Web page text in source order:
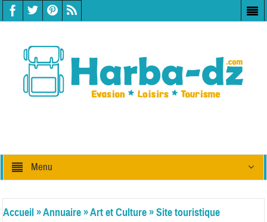
Menu
Accueil»Annuaire»Art et Culture»Site touristique